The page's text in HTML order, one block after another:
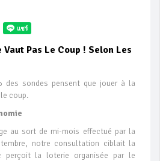
Pas Le Coup ! Selon Les
des sondes pensent que jouer à la
coup.
au sort de mi-mois effectué par la
notre consultation ciblait la
perçoit la loterie organisée par le